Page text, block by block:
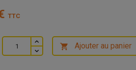
TTC
 Ajouter au panier